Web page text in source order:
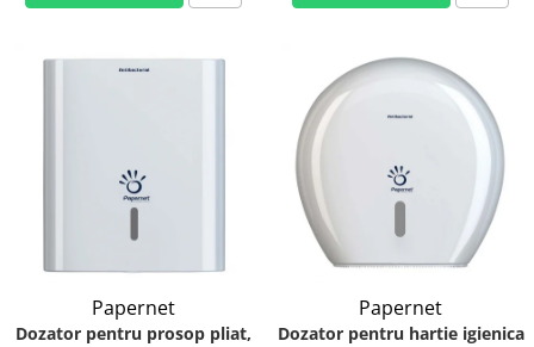
Papernet
Dozator pentru prosop pliat,
Papernet
Dozator pentru hartie igienica